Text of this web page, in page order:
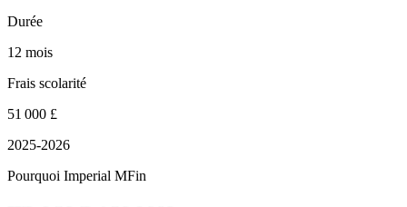
Durée
12 mois
Frais scolarité
51 000 £
2025-2026
Pourquoi Imperial MFin